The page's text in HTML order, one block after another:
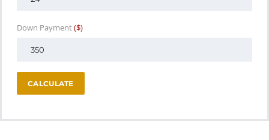
Down Payment($)
CALCULATE